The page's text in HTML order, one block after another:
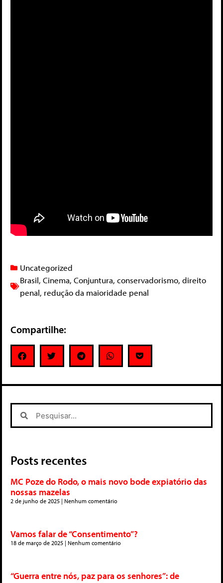
Uncategorized
Brasil, Cinema, Conjuntura, conservadorismo, direito
penal, redução da maioridade penal
Compartilhe:
Posts recentes
MC Poze do Rodo, o mais novo bode expiatório das
nossas mazelas
2 de junho de 2025 Nenhum comentário
Vamos falar de “Consentimento”?
18 de março de 2025 Nenhum comentário
“Guerra entre nós, paz para os senhores”: de